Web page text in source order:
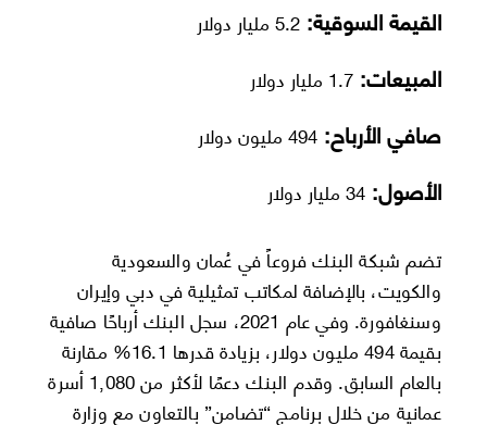
القيمة السوقية:5.2 مليار دولار
المبيعات:1.7 مليار دولار
صافي الأرباح:494 مليون دولار
الأصول:34 مليار دولار
تضم شبكة البنك فروعاً في عُمان والسعودية
والكويت، بالإضافة لمكاتب تمثيلية في دبي وإيران
وسنغافورة. وفي عام 2021، سجل البنك أرباحًا صافية
بقيمة 494 مليون دولار، بزيادة قدرها 16.1% مقارنة
بالعام السابق. وقدم البنك دعمًا لأكثر من 1,080 أسرة
عمانية من خلال برنامج “تضامن” بالتعاون مع وزارة